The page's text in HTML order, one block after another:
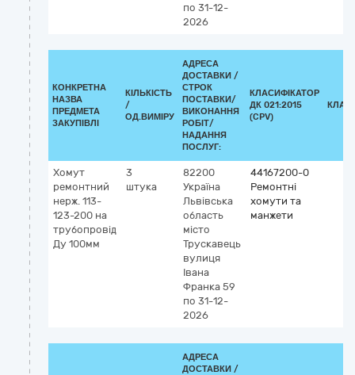
по 31-12-
2026
КОНКРЕТНА
НАЗВА
ПРЕДМЕТА
ЗАКУПІВЛІ
КІЛЬКІСТЬ
/
ОД.ВИМІРУ
АДРЕСА
ДОСТАВКИ /
СТРОК
ПОСТАВКИ/
ВИКОНАННЯ
РОБІТ/
НАДАННЯ
ПОСЛУГ:
КЛАСИФІКАТОР
ДК 021:2015
(CPV)
Хомут
ремонтний
нерж. 113-
123-200 на
трубопровід
Ду 100мм
3
штука
82200
Україна
Львівська
область
місто
Трускавець
вулиця
Івана
Франка 59
по 31-12-
2026
44167200-0
Ремонтні
хомути та
манжети
АДРЕСА
ДОСТАВКИ /